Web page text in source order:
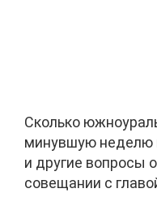
Сколько
минувшую неделю
и другие вопросы
совещании с